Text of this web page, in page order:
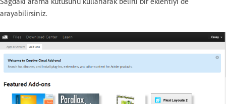
arayabilirsiniz.